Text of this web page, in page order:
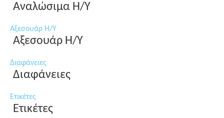
Αναλώσιμα Η/Υ
Αξεσουάρ Η/Υ
Αξεσουάρ Η/Υ
Διαφάνειες
Διαφάνειες
Ετικέτες
Ετικέτες